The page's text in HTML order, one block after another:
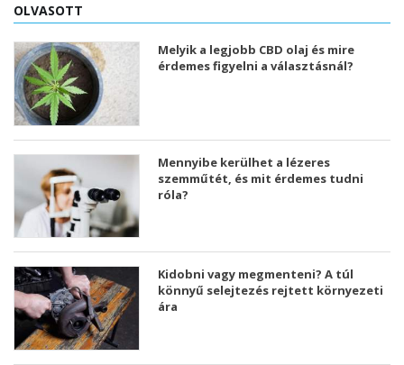
OLVASOTT
Melyik a legjobb CBD olaj és mire
érdemes figyelni a választásnál?
Mennyibe kerülhet a lézeres
szemműtét, és mit érdemes tudni
róla?
Kidobni vagy megmenteni? A túl
könnyű selejtezés rejtett környezeti
ára